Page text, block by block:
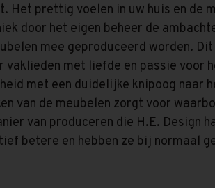
Het prettig voelen in uw huis en de
door het eigen beheer de
mee geproduceerd worden.
vaklieden met liefde en passie voor
met een duidelijke knipoog naar
van de meubelen zorgt voor
van produceren die H.E. Design
betere en hebben ze bij normaal